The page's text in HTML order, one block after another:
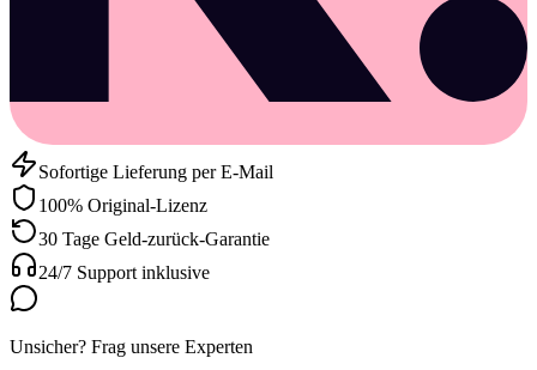
Sofortige Lieferung per E-Mail
100% Original-Lizenz
30 Tage Geld-zurück-Garantie
24/7 Support inklusive
Unsicher? Frag unsere Experten